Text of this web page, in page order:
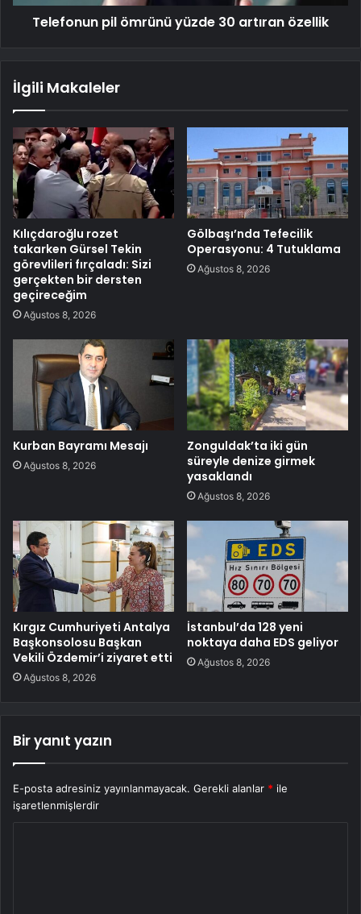
Telefonun pil ömrünü yüzde 30 artıran özellik
İlgili Makaleler
Kılıçdaroğlu rozet
takarken Gürsel Tekin
görevlileri fırçaladı: Sizi
gerçekten bir dersten
geçireceğim
Ağustos 8, 2026
Gölbaşı’nda Tefecilik
Operasyonu: 4 Tutuklama
Ağustos 8, 2026
Kurban Bayramı Mesajı
Ağustos 8, 2026
Zonguldak’ta iki gün
süreyle denize girmek
yasaklandı
Ağustos 8, 2026
Kırgız Cumhuriyeti Antalya
Başkonsolosu Başkan
Vekili Özdemir’i ziyaret etti
Ağustos 8, 2026
İstanbul’da 128 yeni
noktaya daha EDS geliyor
Ağustos 8, 2026
Bir yanıt yazın
E-posta adresiniz yayınlanmayacak. Gerekli alanlar * ile
işaretlenmişlerdir